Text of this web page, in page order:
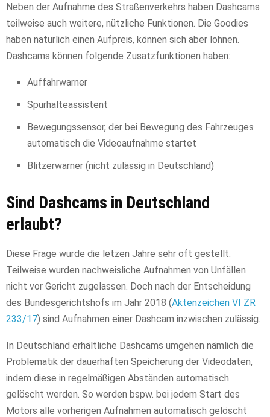
Neben der Aufnahme des Straßenverkehrs haben Dashcams
teilweise auch weitere, nützliche Funktionen. Die Goodies
haben natürlich einen Aufpreis, können sich aber lohnen.
Dashcams können folgende Zusatzfunktionen haben:
Auffahrwarner
Spurhalteassistent
Bewegungssensor, der bei Bewegung des Fahrzeuges
automatisch die Videoaufnahme startet
Blitzerwarner (nicht zulässig in Deutschland)
Sind Dashcams in Deutschland
erlaubt?
Diese Frage wurde die letzen Jahre sehr oft gestellt.
Teilweise wurden nachweisliche Aufnahmen von Unfällen
nicht vor Gericht zugelassen. Doch nach der Entscheidung
des Bundesgerichtshofs im Jahr 2018 (Aktenzeichen VI ZR
233/17) sind Aufnahmen einer Dashcam inzwischen zulässig.
In Deutschland erhältliche Dashcams umgehen nämlich die
Problematik der dauerhaften Speicherung der Videodaten,
indem diese in regelmäßigen Abständen automatisch
gelöscht werden. So werden bspw. bei jedem Start des
Motors alle vorherigen Aufnahmen automatisch gelöscht